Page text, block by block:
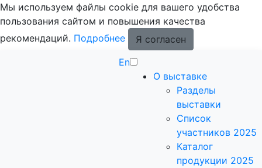
Мы используем файлы cookie для вашего удобства
пользования сайтом и повышения качества
рекомендаций. Подробнее
Я согласен
En
О выставке
Разделы
выставки
Список
участников 2025
Каталог
продукции 2025